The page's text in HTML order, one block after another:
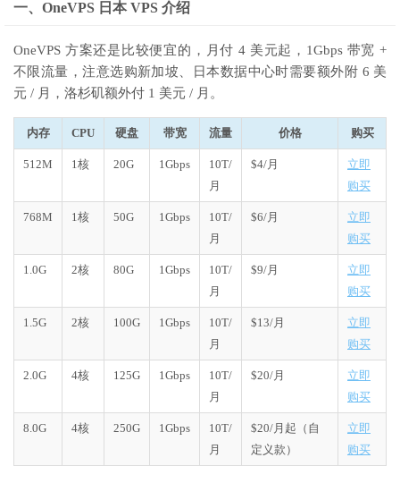
一、OneVPS 日本 VPS 介绍
OneVPS 方案还是比较便宜的，月付 4 美元起，1Gbps 带宽 +
不限流量，注意选购新加坡、日本数据中心时需要额外附 6 美
元 / 月，洛杉矶额外付 1 美元 / 月。
内存 CPU 硬盘 带宽 流量 价格 购买
512M 1核 20G 1Gbps
10T/
月
$4/月
立即
购买
768M 1核 50G 1Gbps
10T/
月
$6/月
立即
购买
1.0G 2核 80G 1Gbps
10T/
月
$9/月
立即
购买
1.5G 2核 100G 1Gbps
10T/
月
$13/月
立即
购买
2.0G 4核 125G 1Gbps
10T/
月
$20/月
立即
购买
8.0G 4核 250G 1Gbps
10T/
月
$20/月起（自
定义款）
立即
购买